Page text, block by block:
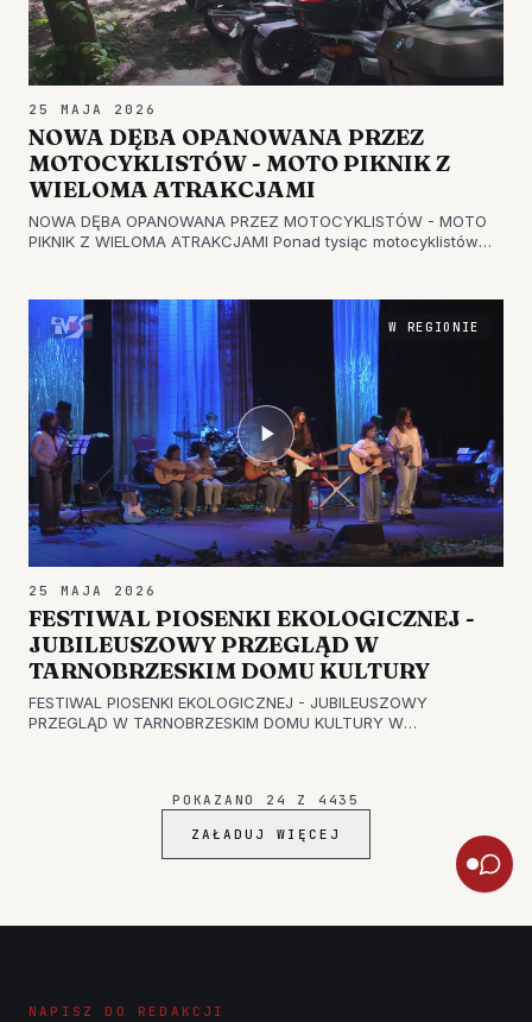
25 MAJA 2026
NOWA DĘBA OPANOWANA PRZEZ
MOTOCYKLISTÓW - MOTO PIKNIK Z
WIELOMA ATRAKCJAMI
NOWA DĘBA OPANOWANA PRZEZ MOTOCYKLISTÓW - MOTO
PIKNIK Z WIELOMA ATRAKCJAMI Ponad tysiąc motocyklistów
maszyny - od zabytkowy…
W REGIONIE
25 MAJA 2026
FESTIWAL PIOSENKI EKOLOGICZNEJ -
JUBILEUSZOWY PRZEGLĄD W
TARNOBRZESKIM DOMU KULTURY
FESTIWAL PIOSENKI EKOLOGICZNEJ - JUBILEUSZOWY
PRZEGLĄD W TARNOBRZESKIM DOMU KULTURY W
POKAZANO 24 Z 4435
ZAŁADUJ WIĘCEJ
NAPISZ DO REDAKCJI